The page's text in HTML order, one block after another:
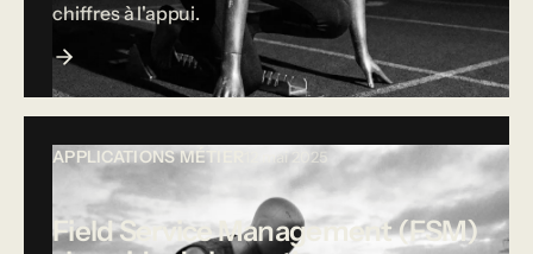
chiffres à l'appui.
APPLICATIONS MÉTIER 12 mai 2025
Field Service Management (FSM)